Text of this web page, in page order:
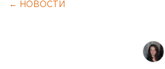
← НОВОСТИ